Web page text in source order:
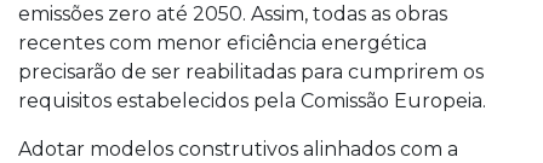
emissões zero até 2050. Assim, todas as obras
recentes com menor eficiência energética
precisarão de ser reabilitadas para cumprirem os
requisitos estabelecidos pela Comissão Europeia.
Adotar modelos construtivos alinhados com a